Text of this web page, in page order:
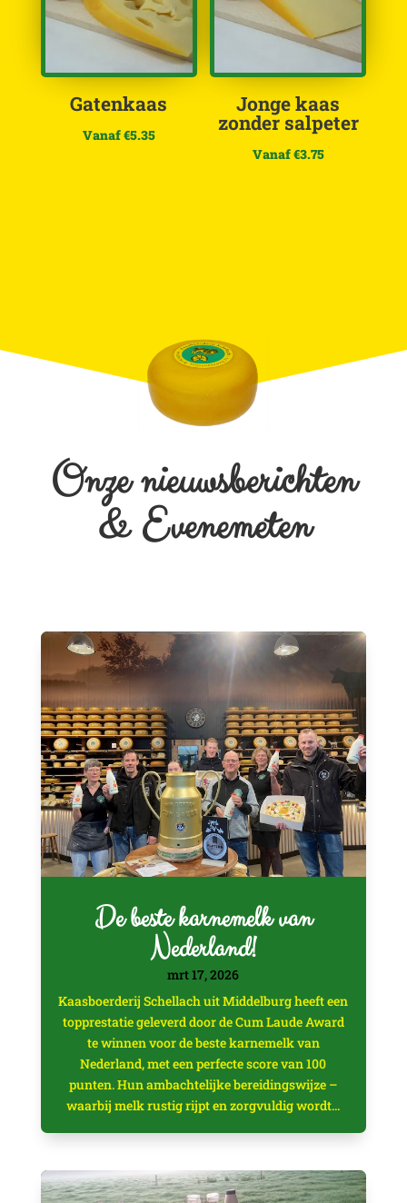
Gatenkaas
Vanaf€5.35
Jonge kaas
zonder salpeter
Vanaf€3.75
Onze nieuwsberichten
& Evenemeten
De beste karnemelk van
Nederland!
mrt 17, 2026
Kaasboerderij Schellach uit Middelburg heeft een
topprestatie geleverd door de Cum Laude Award
te winnen voor de beste karnemelk van
Nederland, met een perfecte score van 100
punten. Hun ambachtelijke bereidingswijze –
waarbij melk rustig rijpt en zorgvuldig wordt...